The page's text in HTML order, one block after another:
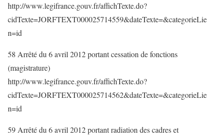
http://www.legifrance.gouv.fr/affichTexte.do?
cidTexte=JORFTEXT000025714559&dateTexte=&categorieLie
n=id
58 Arrêté du 6 avril 2012 portant cessation de fonctions
(magistrature)
http://www.legifrance.gouv.fr/affichTexte.do?
cidTexte=JORFTEXT000025714562&dateTexte=&categorieLie
n=id
59 Arrêté du 6 avril 2012 portant radiation des cadres et